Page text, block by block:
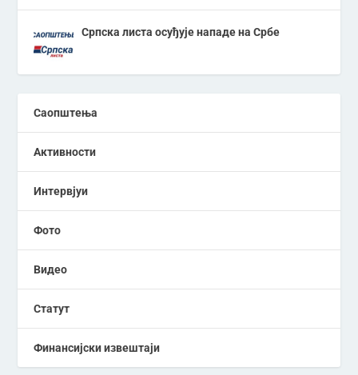
Српска листа осуђује нападе на Србе
Саопштења
Активности
Интервјуи
Фото
Видео
Статут
Финансијски извештаји